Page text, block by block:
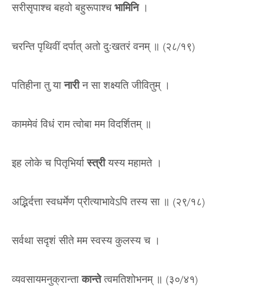
सरीसृपाश्च बहवो बहुरूपाश्चभामिनि।
चरन्ति पृथिवीं दर्पात् अतो दुःखतरं वनम् ॥ (२८/१९)
पतिहीना तु यानारीन सा शक्ष्यति जीवितुम् ।
काममेवं विधं राम त्वोबा मम विदर्शितम् ॥
इह लोके च पितृभिर्यास्त्रीयस्य महामते ।
अद्भिर्दत्ता स्वधर्मेण प्रीत्याभावेऽपि तस्य सा ॥ (२९/१८)
सर्वथा सदृशं सीते मम स्वस्य कुलस्य च ।
व्यवसायमनुक्रान्ताकान्तेत्वमतिशोभनम् ॥ (३०/४१)